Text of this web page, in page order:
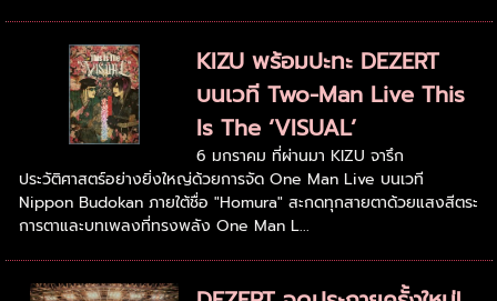
KIZU พร้อมปะทะ DEZERT
บนเวที Two-Man Live This
Is The ‘VISUAL’
6 มกราคม ที่ผ่านมา KIZU จารึก
ประวัติศาสตร์อย่างยิ่งใหญ่ด้วยการจัด One Man Live บนเวที
Nippon Budokan ภายใต้ชื่อ "Homura" สะกดทุกสายตาด้วยแสงสีตระ
การตาและบทเพลงที่ทรงพลัง One Man L...